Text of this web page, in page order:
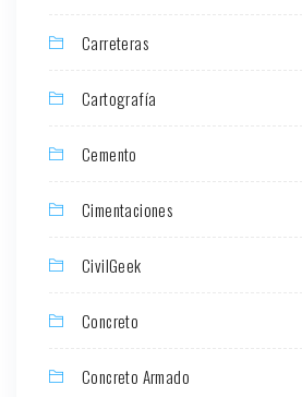
Carreteras
Cartografía
Cemento
Cimentaciones
CivilGeek
Concreto
Concreto Armado